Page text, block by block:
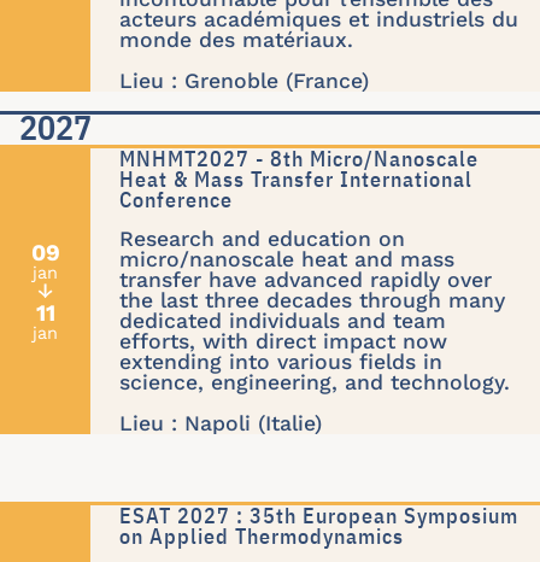
acteurs académiques et industriels du
monde des matériaux.
Lieu : Grenoble (France)
2027
09
jan
↓
11
jan
MNHMT2027 - 8th Micro/Nanoscale
Heat & Mass Transfer International
Conference
Research and education on
micro/nanoscale heat and mass
transfer have advanced rapidly over
the last three decades through many
dedicated individuals and team
efforts, with direct impact now
extending into various fields in
science, engineering, and technology.
Lieu : Napoli (Italie)
ESAT 2027 : 35th European Symposium
on Applied Thermodynamics